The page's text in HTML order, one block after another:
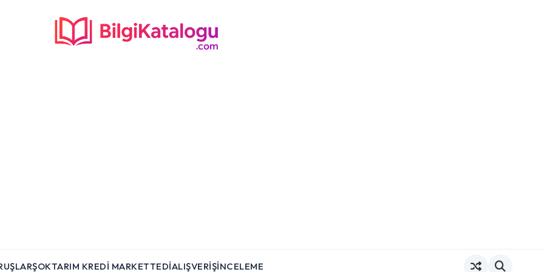
ŞOKTARIM KREDI MARKETTEDIALIŞVERIŞİNCELEME